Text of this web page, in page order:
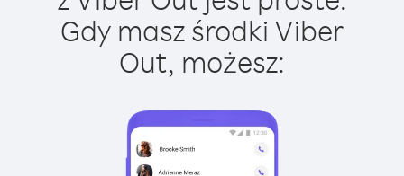
Gdy masz środki Viber
Out, możesz: